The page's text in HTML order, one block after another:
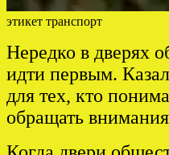
этикет транспорт
Нередко в дверях
идти первым.
для тех, кто
обращать